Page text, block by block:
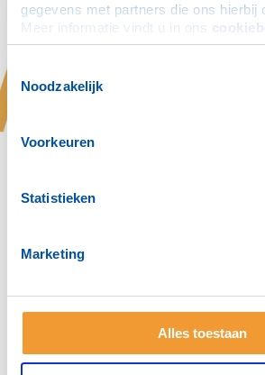
gegevens met partners die ons hierbij
Meer informatie vindt u in ons
Toestemmingsselectie
Noodzakelijk
Voorkeuren
Statistieken
Marketing
Alles toestaan
ANBI Stichting
WIE